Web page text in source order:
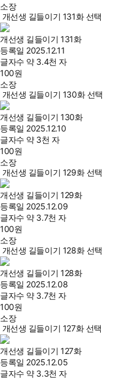
소장
개선생 길들이기 131화 선택
개선생 길들이기 131화
등록일 2025.12.11
글자수 약 3.4천 자
100원
소장
개선생 길들이기 130화 선택
개선생 길들이기 130화
등록일 2025.12.10
글자수 약 3천 자
100원
소장
개선생 길들이기 129화 선택
개선생 길들이기 129화
등록일 2025.12.09
글자수 약 3.7천 자
100원
소장
개선생 길들이기 128화 선택
개선생 길들이기 128화
등록일 2025.12.08
글자수 약 3.7천 자
100원
소장
개선생 길들이기 127화 선택
개선생 길들이기 127화
등록일 2025.12.05
글자수 약 3.3천 자